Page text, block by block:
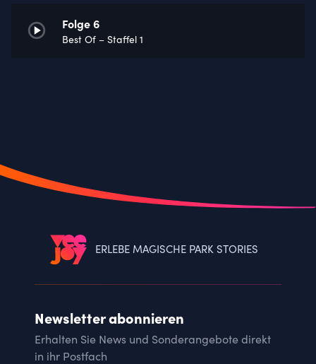
Folge 6
Best Of – Staffel 1
ERLEBE MAGISCHE PARK STORIES
Newsletter abonnieren
Erhalten Sie News und Sonderangebote direkt
in ihr Postfach